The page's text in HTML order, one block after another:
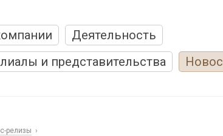
Деятельность
и представительства
релизы